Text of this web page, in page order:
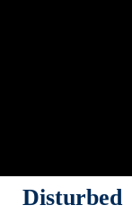
Disturbed